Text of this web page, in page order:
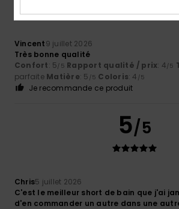
Vincent9 juillet 2026
Très bonne qualité
Confort: 5/5 Rapport qualité / prix: 4/5
parfaite Matière: 5 /5 Coloris: 4 /5
Je recommande ce produit
5/5
Chris5 juillet 2026
C'est le meilleur short de bain que j'ai
d'en commander un autre dans une